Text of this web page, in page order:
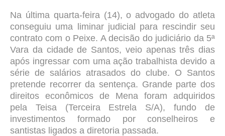
Na última quarta-feira (14), o advogado do atleta
conseguiu uma liminar judicial para rescindir seu
contrato com o Peixe. A decisão do judiciário da 5ª
Vara da cidade de Santos, veio apenas três dias
após ingressar com uma ação trabalhista devido a
série de salários atrasados do clube. O Santos
pretende recorrer da sentença. Grande parte dos
direitos econômicos de Mena foram adquiridos
pela Teisa (Terceira Estrela S/A), fundo de
investimentos formado por conselheiros e
santistas ligados a diretoria passada.